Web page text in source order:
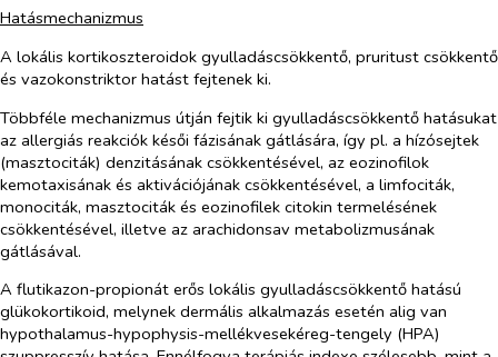
Hatásmechanizmus
A lokális kortikoszteroidok gyulladáscsökkentő, pruritust csökkentő
és vazokonstriktor hatást fejtenek ki.
Többféle mechanizmus útján fejtik ki gyulladáscsökkentő hatásukat
az allergiás reakciók késői fázisának gátlására, így pl. a hízósejtek
(masztociták) denzitásának csökkentésével, az eozinofilok
kemotaxisának és aktivációjának csökkentésével, a limfociták,
monociták, masztociták és eozinofilek citokin termelésének
csökkentésével, illetve az arachidonsav metabolizmusának
gátlásával.
A flutikazon-propionát erős lokális gyulladáscsökkentő hatású
glükokortikoid, melynek dermális alkalmazás esetén alig van
hypothalamus-hypophysis-mellékvesekéreg-tengely (HPA)